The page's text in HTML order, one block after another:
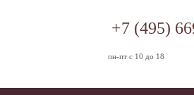
+7 (495)
пн-пт с 10 до 18